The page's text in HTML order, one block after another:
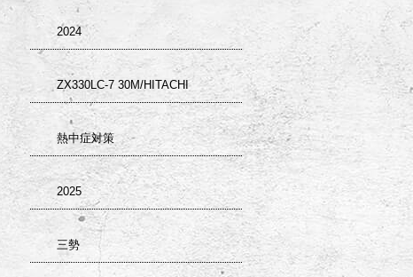
2024
ZX330LC-7 30M/HITACHI
熱中症対策
2025
三勢